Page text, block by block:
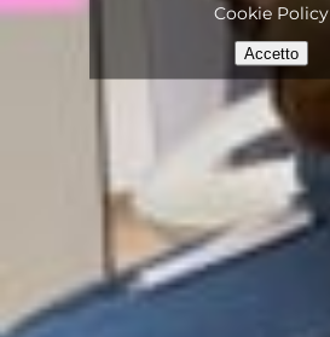
Cookie Policy
Accetto